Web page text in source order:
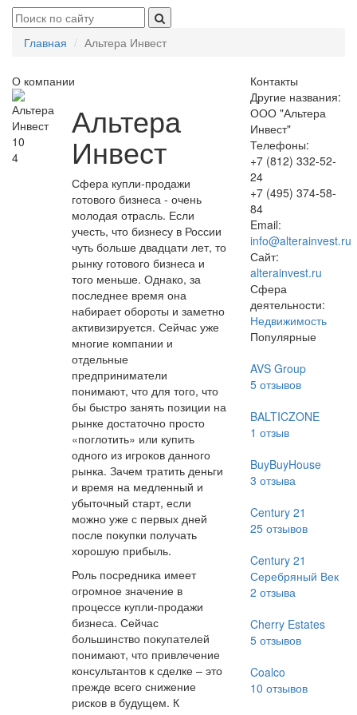
Главная Альтера Инвест
О компании
10
4
Альтера
Инвест
Сфера купли-продажи
готового бизнеса - очень
молодая отрасль. Если
учесть, что бизнесу в России
чуть больше двадцати лет, то
рынку готового бизнеса и
того меньше. Однако, за
последнее время она
набирает обороты и заметно
активизируется. Сейчас уже
многие компании и
отдельные
предприниматели
понимают, что для того, что
бы быстро занять позиции на
рынке достаточно просто
«поглотить» или купить
одного из игроков данного
рынка. Зачем тратить деньги
и время на медленный и
убыточный старт, если
можно уже с первых дней
после покупки получать
хорошую прибыль.
Роль посредника имеет
огромное значение в
процессе купли-продажи
бизнеса. Сейчас
большинство покупателей
понимают, что привлечение
консультантов к сделке – это
прежде всего снижение
рисков в будущем. К
Контакты
Другие названия:
ООО "Альтера
Инвест"
Телефоны:
+7 (812) 332-52-
24
+7 (495) 374-58-
84
Email:
info@alterainvest.ru
Сайт:
alterainvest.ru
Сфера
деятельности:
Недвижимость
Популярные
AVS Group
5отзывов
BALTICZONE
1 отзыв
BuyBuyHouse
3 отзыва
Century 21
25отзывов
Century 21
Серебряный Век
2 отзыва
Cherry Estates
5отзывов
Coalco
10 отзывов